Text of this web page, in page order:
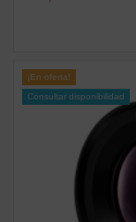
¡En oferta!
Consultar disponibilidad